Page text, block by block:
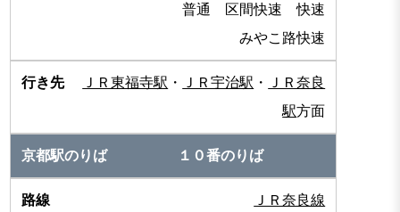
普通 区間快速 快速
みやこ路快速
ＪＲ東福寺駅 ・ ＪＲ宇治駅 ・
ＪＲ奈良
駅方面
１０番のりば
ＪＲ奈良線